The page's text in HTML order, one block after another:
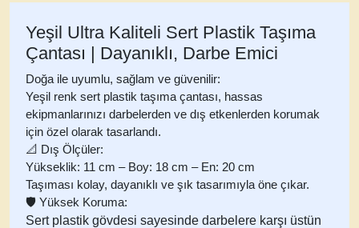
Yeşil Ultra Kaliteli Sert Plastik Taşıma
Çantası | Dayanıklı, Darbe Emici
Doğa ile uyumlu, sağlam ve güvenilir:
Yeşil renk sert plastik taşıma çantası, hassas
ekipmanlarınızı darbelerden ve dış etkenlerden korumak
için özel olarak tasarlandı.
📐 Dış Ölçüler:
Yükseklik: 11 cm – Boy: 18 cm – En: 20 cm
Taşıması kolay, dayanıklı ve şık tasarımıyla öne çıkar.
🛡️ Yüksek Koruma:
Sert plastik gövdesi sayesinde darbelere karşı üstün